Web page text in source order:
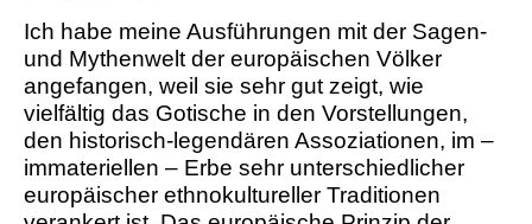
Ich habe meine Ausführungen mit der Sagen-
und Mythenwelt der europäischen Völker
angefangen, weil sie sehr gut zeigt, wie
vielfältig das Gotische in den Vorstellungen,
den historisch-legendären Assoziationen, im –
immateriellen – Erbe sehr unterschiedlicher
europäischer ethnokultureller Traditionen